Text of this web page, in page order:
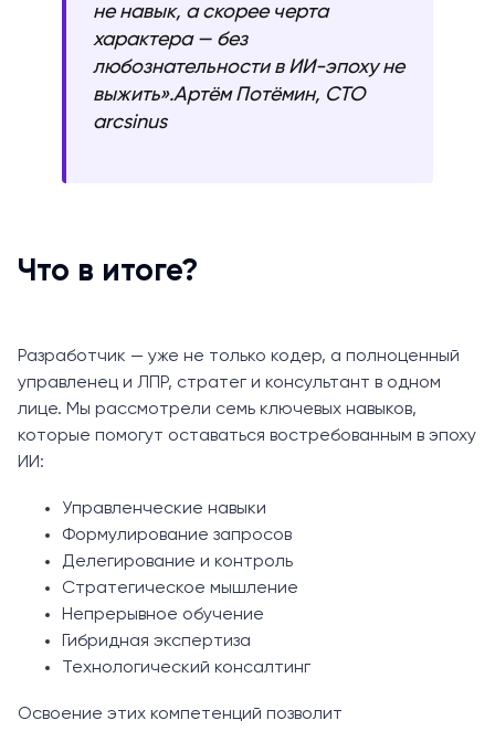
не навык, а скорее черта
характера — без
любознательности в ИИ-эпоху не
выжить».Артём Потёмин, CTO
arcsinus
Что в итоге?
Разработчик — уже не только кодер, а полноценный
управленец и ЛПР, стратег и консультант в одном
лице. Мы рассмотрели семь ключевых навыков,
которые помогут оставаться востребованным в эпоху
ИИ:
Управленческие навыки
Формулирование запросов
Делегирование и контроль
Стратегическое мышление
Непрерывное обучение
Гибридная экспертиза
Технологический консалтинг
Освоение этих компетенций позволит